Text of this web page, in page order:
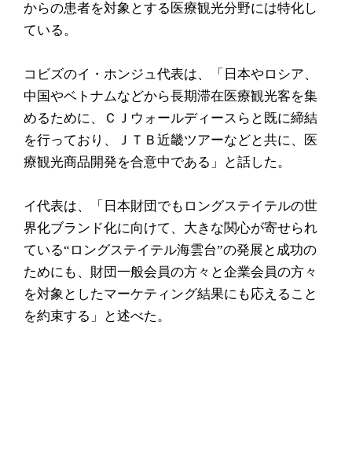
からの患者を対象とする医療観光分野には特化し
ている。
コビズのイ・ホンジュ代表は、「日本やロシア、
中国やベトナムなどから長期滞在医療観光客を集
めるために、ＣＪウォールディースらと既に締結
を行っており、ＪＴＢ近畿ツアーなどと共に、医
療観光商品開発を合意中である」と話した。
イ代表は、「日本財団でもロングステイテルの世
界化ブランド化に向けて、大きな関心が寄せられ
ている“ロングステイテル海雲台”の発展と成功の
ためにも、財団一般会員の方々と企業会員の方々
を対象としたマーケティング結果にも応えること
を約束する」と述べた。